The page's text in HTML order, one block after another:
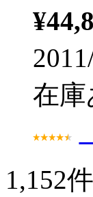
在庫
1,152